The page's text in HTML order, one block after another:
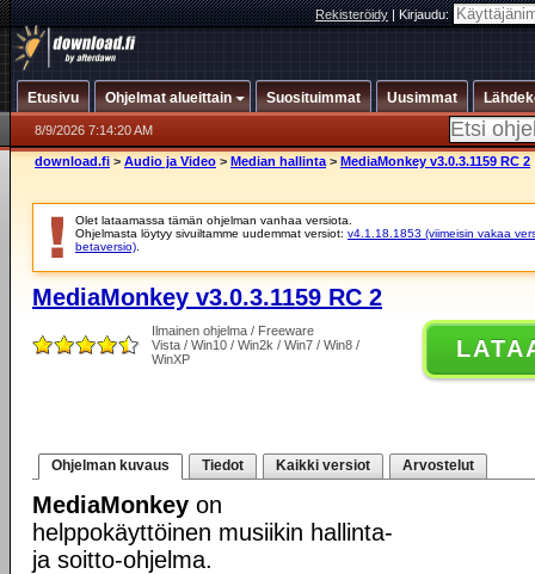
Rekisteröidy|Kirjaudu:
Etusivu Ohjelmat alueittain Suosituimmat Uusimmat
8/9/2026 7:14:20 AM
download.fi > Audio ja Video > Median hallinta > MediaMonkey v3.0.3.1159 RC 2
Olet lataamassa tämän ohjelman vanhaa versiota.
Ohjelmasta löytyy sivuiltamme uudemmat versiot: v4.1.18.1853 (viimeisin vakaa
betaversio)
MediaMonkey v3.0.3.1159 RC 2
Ilmainen ohjelma / Freeware
Vista / Win10 / Win2k / Win7 / Win8 /
WinXP
Ohjelman kuvaus Tiedot Kaikki versiot Arvostelut
MediaMonkey on
helppokäyttöinen musiikin hallinta-
ja soitto-ohjelma.